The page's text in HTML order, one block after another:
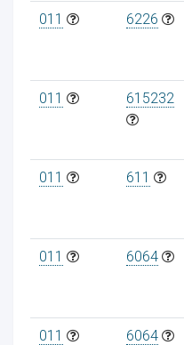
011 6226
011 615232
011 611
011 6064
011 6064